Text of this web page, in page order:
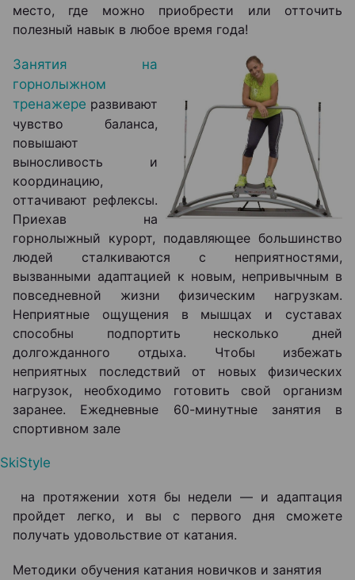
место, где можно приобрести или отточить
полезный навык в любое время года!
Занятия на
горнолыжном
тренажере развивают
чувство баланса,
повышают
выносливость и
координацию,
оттачивают рефлексы.
Приехав на
горнолыжный курорт, подавляющее большинство
людей сталкиваются с неприятностями,
вызванными адаптацией к новым, непривычным в
повседневной жизни физическим нагрузкам.
Неприятные ощущения в мышцах и суставах
способны подпортить несколько дней
долгожданного отдыха. Чтобы избежать
неприятных последствий от новых физических
нагрузок, необходимо готовить свой организм
заранее. Ежедневные 60-минутные занятия в
спортивном зале
SkiStyle
на протяжении хотя бы недели — и адаптация
пройдет легко, и вы с первого дня сможете
получать удовольствие от катания.
Методики обучения катания новичков и занятия